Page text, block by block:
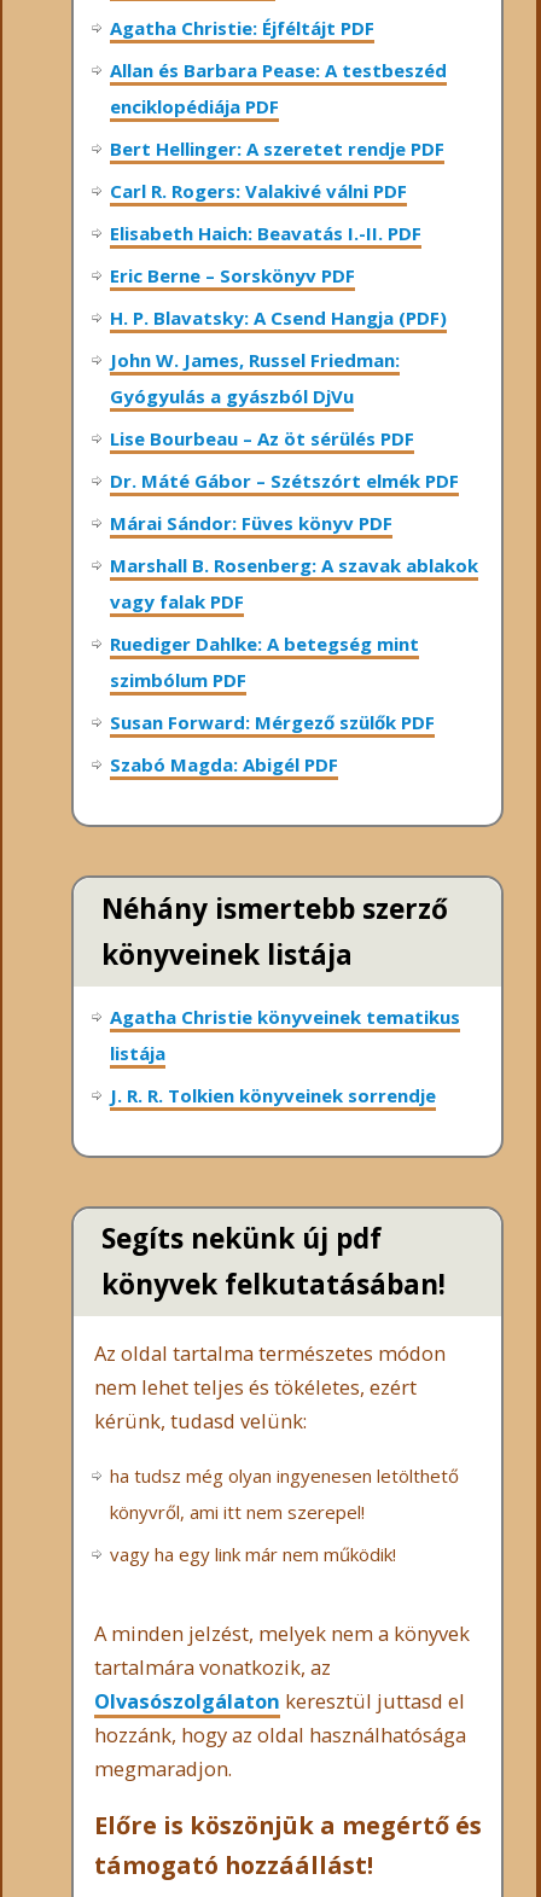
Agatha Christie: Éjféltájt PDF
Allan és Barbara Pease: A testbeszéd
enciklopédiája PDF
Bert Hellinger: A ​szeretet rendje PDF
Carl R. Rogers: Valakivé válni PDF
Elisabeth Haich: Beavatás I.-II. PDF
Eric Berne – Sorskönyv PDF
H. P. Blavatsky: A Csend Hangja (PDF)
John W. James, Russel Friedman:
Gyógyulás a gyászból DjVu
Lise Bourbeau – Az öt sérülés PDF
Dr. Máté Gábor – Szétszórt elmék PDF
Márai Sándor: Füves könyv PDF
Marshall B. Rosenberg: A szavak ablakok
vagy falak PDF
Ruediger Dahlke: A betegség mint
szimbólum PDF
Susan Forward: Mérgező szülők PDF
Szabó Magda: Abigél PDF
Néhány ismertebb szerző
könyveinek listája
Agatha Christie könyveinek tematikus
listája
J. R. R. Tolkien könyveinek sorrendje
Segíts nekünk új pdf
könyvek felkutatásában!
Az oldal tartalma természetes módon
nem lehet teljes és tökéletes, ezért
kérünk, tudasd velünk:
ha tudsz még olyan ingyenesen letölthető
könyvről, ami itt nem szerepel!
vagy ha egy link már nem működik!
A minden jelzést, melyek nem a könyvek
tartalmára vonatkozik, az
Olvasószolgálaton keresztül juttasd el
hozzánk, hogy az oldal használhatósága
megmaradjon.
Előre is köszönjük a megértő és
támogató hozzáállást!